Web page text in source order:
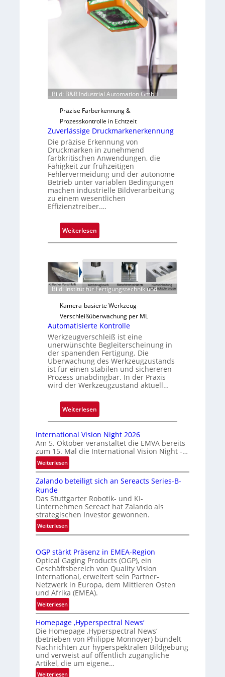
a
i
t
F
n
u
Bild: B&R Industrial Automation GmbH
Präzise Farberkennung &
Prozesskontrolle in Echtzeit
Zuverlässige Druckmarkenerkennung
Die präzise Erkennung von
Druckmarken in zunehmend
farbkritischen Anwendungen, die
Fähigkeit zur frühzeitigen
Fehlervermeidung und der autonome
Betrieb unter variablen Bedingungen
machen industrielle Bildverarbeitung
zu einem wesentlichen
Effizienztreiber.…
Weiterlesen:
Z
v
r
l
ä
s
s
i
g
e
D
r
u
k
m
r
k
n
e
r
k
e
n
n
g
Bild: Institut für Fertigungstechnik und
Kamera-basierte Werkzeug-
Verschleißüberwachung per ML
Automatisierte Kontrolle
Werkzeugverschleiß ist eine
unerwünschte Begleiterscheinung in
der spanenden Fertigung. Die
Überwachung des Werkzeugzustands
ist für einen stabilen und sichereren
Prozess unabdingbar. In der Praxis
wird der Werkzeugzustand aktuell…
Weiterlesen:
A
t
o
a
t
s
i
r
e
K
o
n
o
l
l
e
International Vision Night 2026
Am 5. Oktober veranstaltet die EMVA bereits
zum 15. Mal die International Vision Night -…
Weiterlesen:
I
n
e
r
n
a
o
n
a
l
V
i
s
i
o
n
N
i
g
Zalando beteiligt sich an Sereacts Series-B-
Runde
Das Stuttgarter Robotik- und KI-
Unternehmen Sereact hat Zalando als
strategischen Investor gewonnen.
Weiterlesen:
Z
l
a
n
d
o
b
e
t
e
i
l
i
g
OGP stärkt Präsenz in EMEA-Region
Optical Gaging Products (OGP), ein
Geschäftsbereich von Quality Vision
International, erweitert sein Partner-
Netzwerk in Europa, dem Mittleren Osten
und Afrika (EMEA).
Weiterlesen:
O
G
P
s
t
ä
r
Homepage ‚Hyperspectral News‘
Die Homepage ‚Hyperspectral News‘
(betrieben von Philippe Monnoyer) bündelt
Nachrichten zur hyperspektralen Bildgebung
und verweist auf öffentlich zugängliche
Artikel, die um eigene…
Weiterlesen: